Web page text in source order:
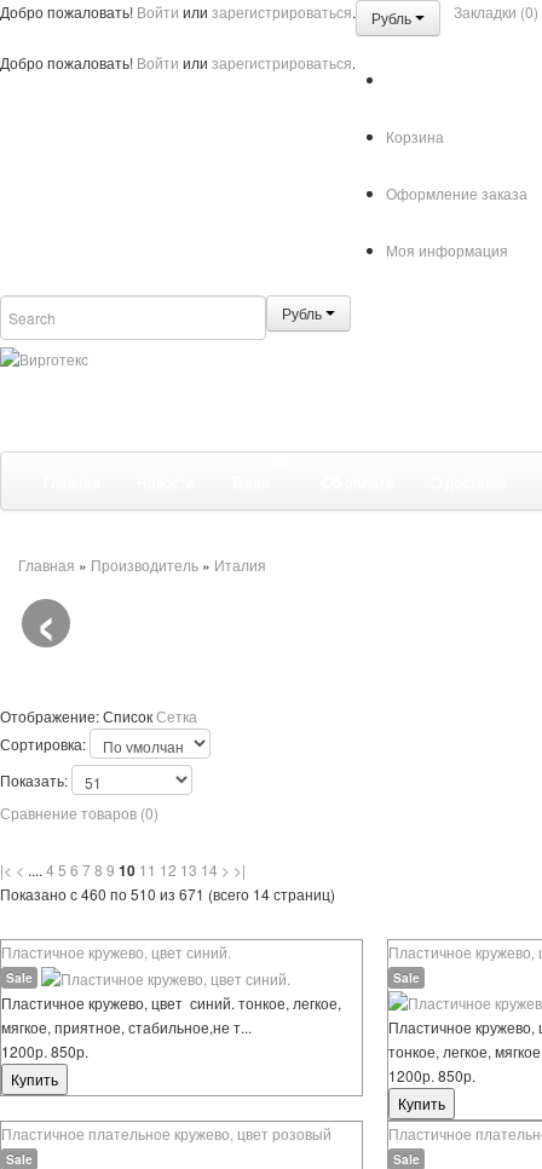
Добро пожаловать! Войти или зарегистрироваться. Рубль Закладки (0)
Добро пожаловать! Войти или зарегистрироваться.
Корзина
Оформление заказа
Моя информация
Рубль
Главная » Производитель » Италия
‹
Отображение:СписокСетка
Сортировка:
Показать:
Сравнение товаров (0)
|< < .... 45 6 78 9 10 11 12 13 14 > >|
Показано с 460 по 510 из 671 (всего 14 страниц)
Пластичное кружево, цвет синий.
Sale
Пластичное кружево, цвет синий. тонкое, легкое,
мягкое, приятное, стабильное,не т...
1200р. 850р.
Пластичное
Sale
Пластичное
тонкое, легкое,
1200р. 850р.
Пластичное плательное кружево, цвет розовый
Sale
Пластичное
Sale